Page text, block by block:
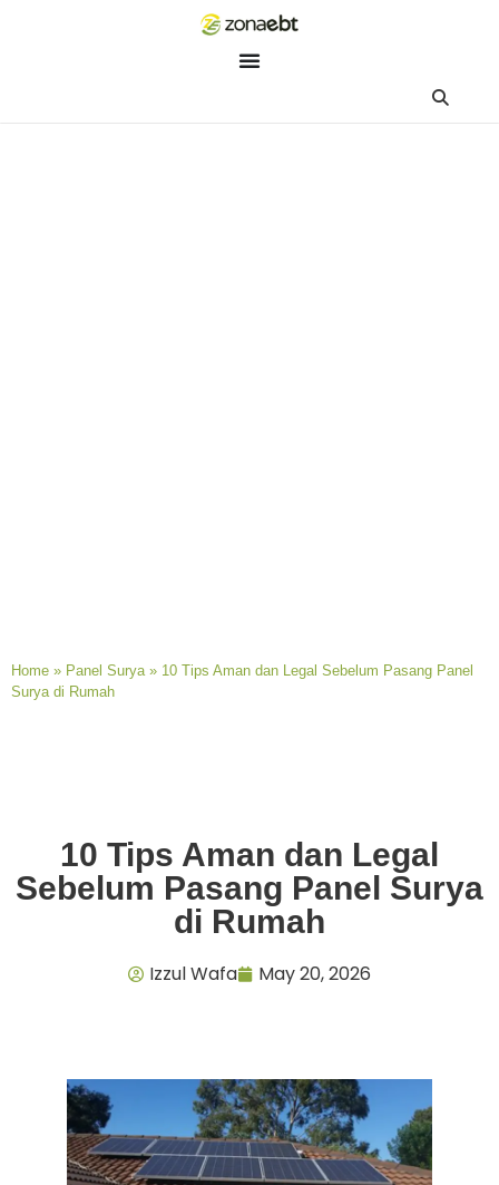
Home » Panel Surya » 10 Tips Aman dan Legal Sebelum Pasang Panel
Surya di Rumah
10 Tips Aman dan Legal
Sebelum Pasang Panel Surya
di Rumah
Izzul Wafa May 20, 2026